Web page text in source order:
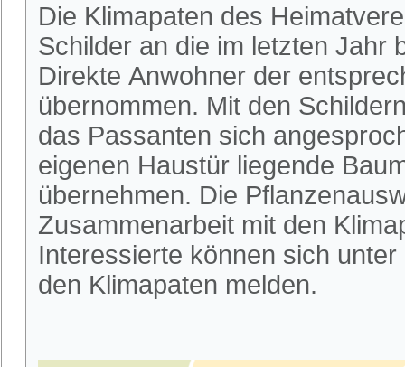
Die Klimapaten des
Schilder an die im letzten Jahr
Direkte Anwohner der
übernommen. Mit den
das Passanten sich
eigenen Haustür liegende
übernehmen. Die
Zusammenarbeit mit den
Interessierte können sich
den Klimapaten melden.